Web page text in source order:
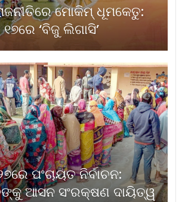
ମୋକିମ୍‌ ଧୂମକେତୁ:
୧୭ରେ ‘ବିଜୁ ଲିଗାସି’
ପଂଚାୟତ ନିର୍ବାଚନ:
ଆସନ ସଂରକ୍ଷଣ ଦାୟିତ୍ୱ